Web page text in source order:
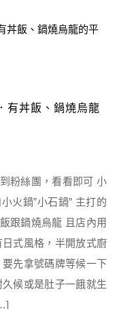
有丼飯、鍋燒烏龍
粉絲團，看看即可 小
火鍋”小石鍋” 主打的
跟鍋燒烏龍 且店內用
式風格，半開放式廚
先拿號碼牌等候一下
候或是肚子一餓就生